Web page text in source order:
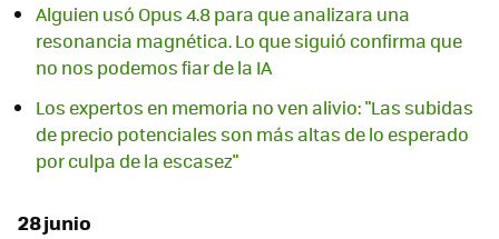
Alguien usó Opus 4.8 para que analizara una
resonancia magnética. Lo que siguió confirma que
no nos podemos fiar de la IA
Los expertos en memoria no ven alivio: "Las subidas
de precio potenciales son más altas de lo esperado
por culpa de la escasez"
28 junio